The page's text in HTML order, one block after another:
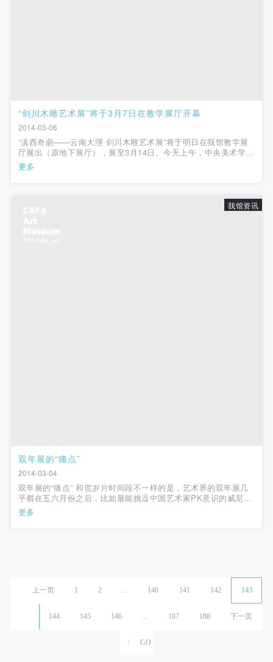
“剑川木雕艺术展”将于3月7日在教学展厅开幕
2014-03-06
“滇西奇葩——云南大理·剑川木雕艺术展”将于明日在我馆教学展
厅展出（原地下展厅），展至3月14日。今天上午，中央美术学院
党委书记高洪、雕塑系主任吕品昌及我馆副馆长唐斌一起，提前
到达了展览现场，与剑川县县长王远一行一同参观了展览，并听
更多
我馆资讯
双年展的“痛点”
2014-03-04
双年展的“痛点” 和贺岁片时间段不一样的是，艺术界的双年展几
乎都在五六月份之后，比如最能挑逗中国艺术家PK意识的威尼斯
双年展通常在6月份左右启动，而国内的双 年展一般都安排在下
半年，比如上海双年展和成都双年展等。央美举办的第二届
更多
上一页 1 2 ... 140 141 142 143
144 145 146 ... 187 188 下一页